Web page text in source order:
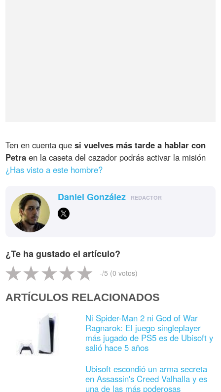
Ten en cuenta quesi vuelves más tarde a hablar con
Petra en la caseta del cazador podrás activar la misión
¿Has visto a este hombre?
Daniel González REDACTOR
¿Te ha gustado el artículo?
-/5 (0 votos)
ARTÍCULOS RELACIONADOS
Ni Spider-Man 2 ni God of War
Ragnarok: El juego singleplayer
más jugado de PS5 es de Ubisoft y
salió hace 5 años
Ubisoft escondió un arma secreta
en Assassin's Creed Valhalla y es
una de las más poderosas